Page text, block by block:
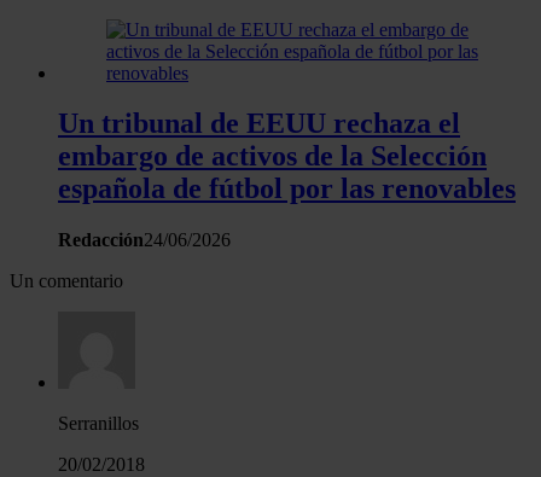
Un tribunal de EEUU rechaza el
embargo de activos de la Selección
española de fútbol por las renovables
Redacción24/06/2026
Un comentario
Serranillos
20/02/2018